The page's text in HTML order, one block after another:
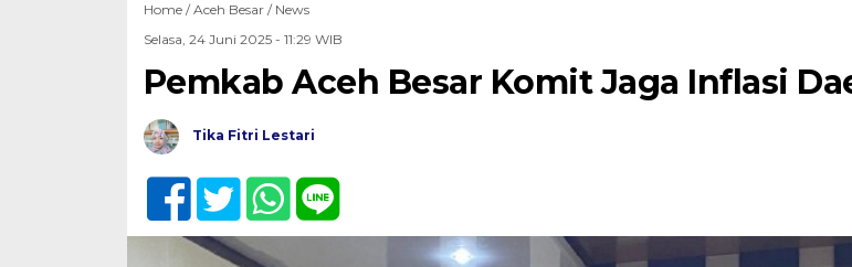
Home /Aceh Besar/ News
Selasa, 24 Juni 2025 - 11:29 WIB
Pemkab Aceh Besar Komit Jaga Inflasi
Tika Fitri Lestari